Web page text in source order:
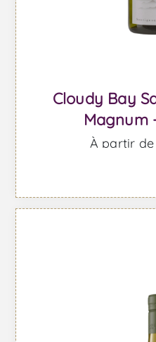
Cloudy Bay
Magnum
À partir de